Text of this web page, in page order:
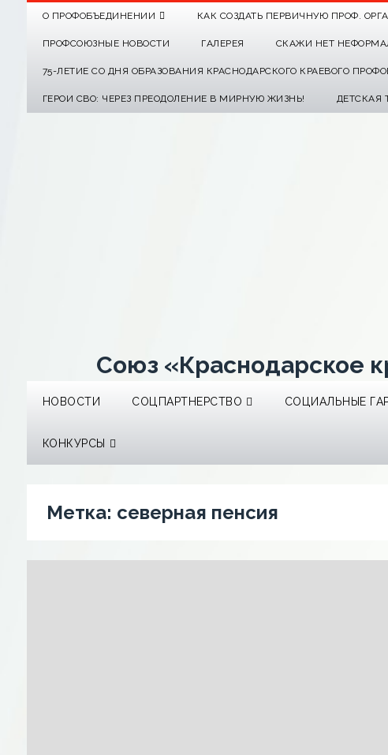
О ПРОФОБЪЕДИНЕНИИ КАК СОЗДАТЬ ПЕРВИЧНУЮ ПРОФ.
ПРОФСОЮЗНЫЕ НОВОСТИ ГАЛЕРЕЯ СКАЖИ НЕТ
75-ЛЕТИЕ СО ДНЯ ОБРАЗОВАНИЯ КРАСНОДАРСКОГО КРАЕВОГО
ГЕРОИ СВО: ЧЕРЕЗ ПРЕОДОЛЕНИЕ В МИРНУЮ ЖИЗНЬ! ДЕТСКАЯ
Союз «Краснодарское
НОВОСТИ СОЦПАРТНЕРСТВО СОЦИАЛЬНЫЕ
КОНКУРСЫ
Метка: северная пенсия